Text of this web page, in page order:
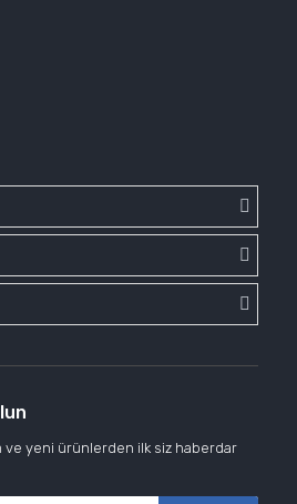
ve yeni ürünlerden ilk siz haberdar